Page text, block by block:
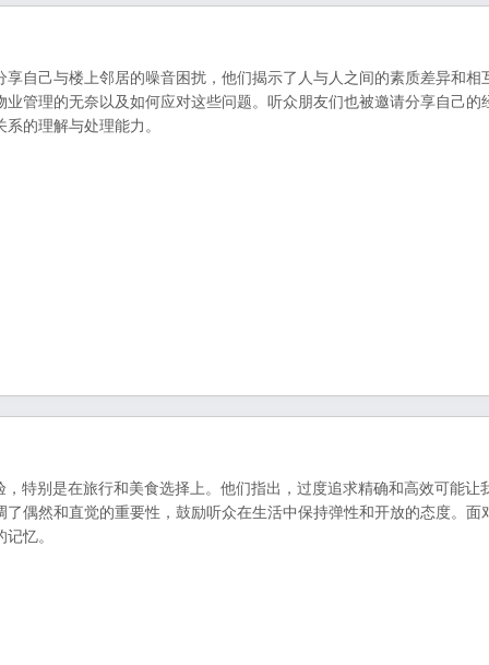
自己与楼上邻居的噪音困扰，他们揭示了人与人之间的素质差异和相
管理的无奈以及如何应对这些问题。听众朋友们也被邀请分享自己的
的理解与处理能力。
特别是在旅行和美食选择上。他们指出，过度追求精确和高效可能让
偶然和直觉的重要性，鼓励听众在生活中保持弹性和开放的态度。面
忆。